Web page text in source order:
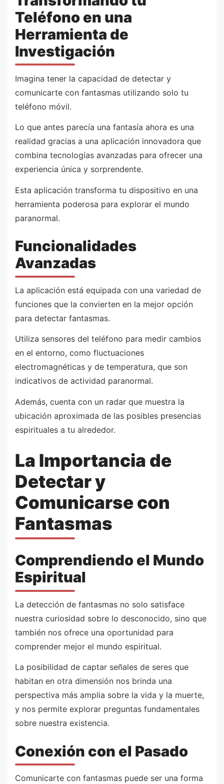
Teléfono en una
Herramienta de
Investigación
Imagina tener la capacidad de detectar y
comunicarte con fantasmas utilizando solo tu
teléfono móvil.
Lo que antes parecía una fantasía ahora es una
realidad gracias a una aplicación innovadora que
combina tecnologías avanzadas para ofrecer una
experiencia única y sorprendente.
Esta aplicación transforma tu dispositivo en una
herramienta poderosa para explorar el mundo
paranormal.
Funcionalidades
Avanzadas
La aplicación está equipada con una variedad de
funciones que la convierten en la mejor opción
para detectar fantasmas.
Utiliza sensores del teléfono para medir cambios
en el entorno, como fluctuaciones
electromagnéticas y de temperatura, que son
indicativos de actividad paranormal.
Además, cuenta con un radar que muestra la
ubicación aproximada de las posibles presencias
espirituales a tu alrededor.
La Importancia de
Detectar y
Comunicarse con
Fantasmas
Comprendiendo el Mundo
Espiritual
La detección de fantasmas no solo satisface
nuestra curiosidad sobre lo desconocido, sino que
también nos ofrece una oportunidad para
comprender mejor el mundo espiritual.
La posibilidad de captar señales de seres que
habitan en otra dimensión nos brinda una
perspectiva más amplia sobre la vida y la muerte,
y nos permite explorar preguntas fundamentales
sobre nuestra existencia.
Conexión con el Pasado
Comunicarte con fantasmas puede ser una forma